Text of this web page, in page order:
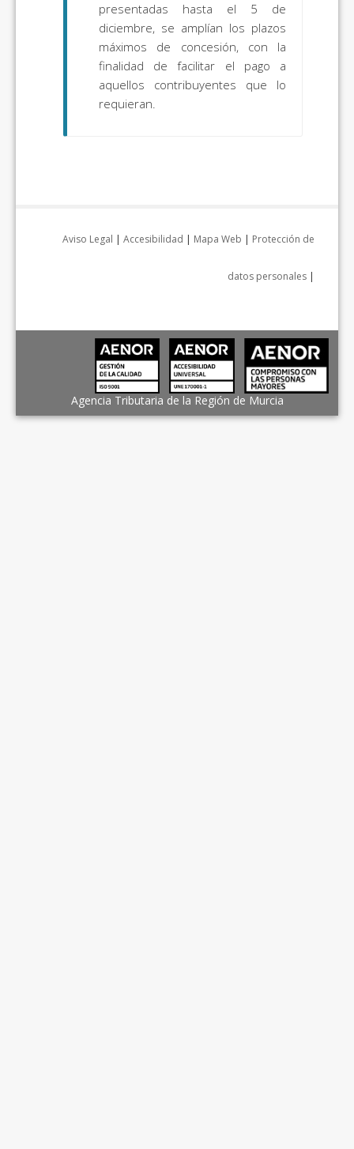
presentadas hasta el 5 de
diciembre, se amplían los plazos
máximos de concesión, con la
finalidad de facilitar el pago a
aquellos contribuyentes que lo
requieran.
Aviso Legal | Accesibilidad | Mapa Web | Protección de
datos personales |
Agencia Tributaria de la Región de Murcia